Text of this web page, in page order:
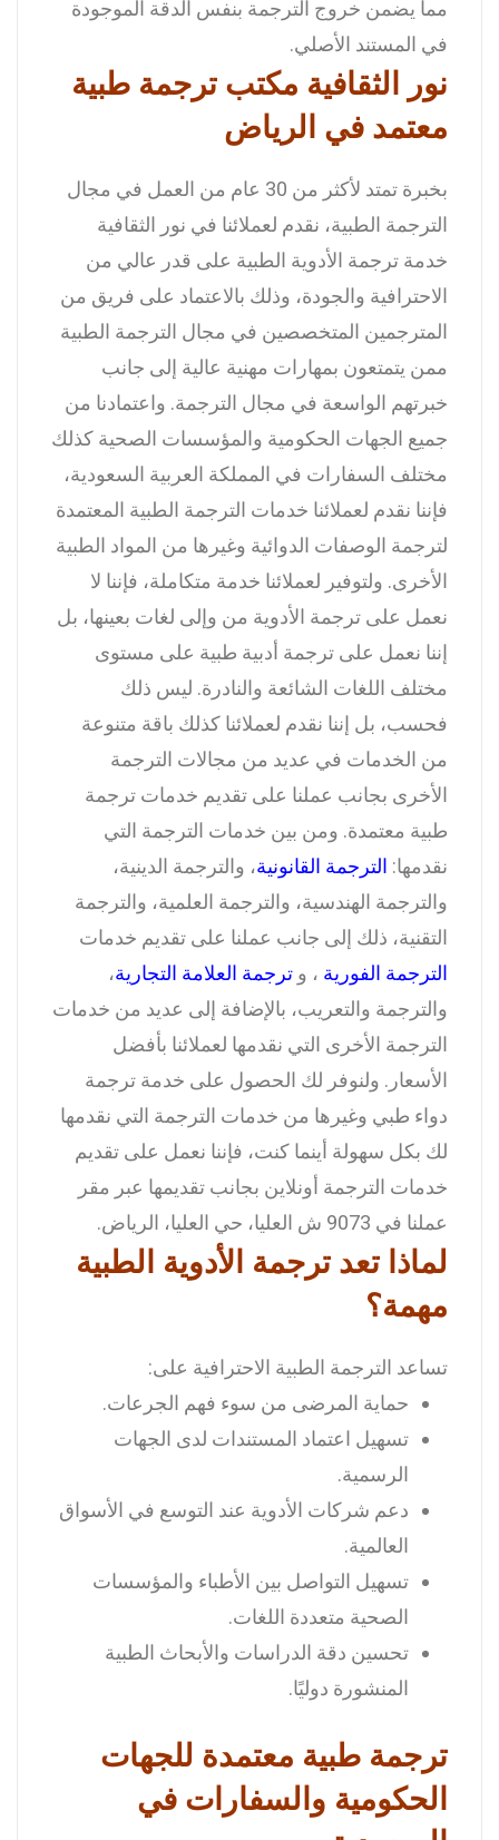
مما يضمن خروج الترجمة بنفس الدقة الموجودة
في المستند الأصلي.
نور الثقافية مكتب ترجمة طبية
معتمد في الرياض
بخبرة تمتد لأكثر من 30 عام من العمل في مجال
الترجمة الطبية، نقدم لعملائنا في نور الثقافية
خدمة ترجمة الأدوية الطبية على قدر عالي من
الاحترافية والجودة، وذلك بالاعتماد على فريق من
المترجمين المتخصصين في مجال الترجمة الطبية
ممن يتمتعون بمهارات مهنية عالية إلى جانب
خبرتهم الواسعة في مجال الترجمة. واعتمادنا من
جميع الجهات الحكومية والمؤسسات الصحية كذلك
مختلف السفارات في المملكة العربية السعودية،
فإننا نقدم لعملائنا خدمات الترجمة الطبية المعتمدة
لترجمة الوصفات الدوائية وغيرها من المواد الطبية
الأخرى. ولتوفير لعملائنا خدمة متكاملة، فإننا لا
نعمل على ترجمة الأدوية من وإلى لغات بعينها، بل
إننا نعمل على ترجمة أدبية طبية على مستوى
مختلف اللغات الشائعة والنادرة. ليس ذلك
فحسب، بل إننا نقدم لعملائنا كذلك باقة متنوعة
من الخدمات في عديد من مجالات الترجمة
الأخرى بجانب عملنا على تقديم خدمات ترجمة
طبية معتمدة. ومن بين خدمات الترجمة التي
نقدمها: الترجمة القانونية، والترجمة الدينية،
والترجمة الهندسية، والترجمة العلمية، والترجمة
التقنية، ذلك إلى جانب عملنا على تقديم خدمات
الترجمة الفورية ، و ترجمة العلامة التجارية،
والترجمة والتعريب، بالإضافة إلى عديد من خدمات
الترجمة الأخرى التي نقدمها لعملائنا بأفضل
الأسعار. ولنوفر لك الحصول على خدمة ترجمة
دواء طبي وغيرها من خدمات الترجمة التي نقدمها
لك بكل سهولة أينما كنت، فإننا نعمل على تقديم
خدمات الترجمة أونلاين بجانب تقديمها عبر مقر
عملنا في 9073 ش العليا، حي العليا، الرياض.
لماذا تعد ترجمة الأدوية الطبية
مهمة؟
تساعد الترجمة الطبية الاحترافية على:
حماية المرضى من سوء فهم الجرعات.
تسهيل اعتماد المستندات لدى الجهات
الرسمية.
دعم شركات الأدوية عند التوسع في الأسواق
العالمية.
تسهيل التواصل بين الأطباء والمؤسسات
الصحية متعددة اللغات.
تحسين دقة الدراسات والأبحاث الطبية
المنشورة دوليًا.
ترجمة طبية معتمدة للجهات
الحكومية والسفارات في